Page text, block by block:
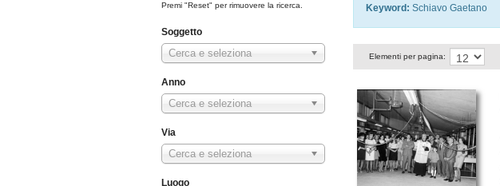
Premi "Reset" per rimuovere la ricerca.
Soggetto
Cerca e seleziona
Anno
Cerca e seleziona
Via
Cerca e seleziona
Luogo
Keyword: Schiavo Gaetano
Elementi per pagina: